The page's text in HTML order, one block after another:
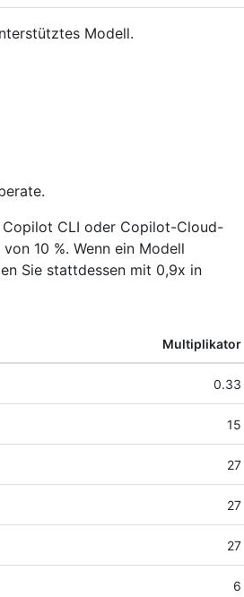
Modell.
Copilot CLI oder Copilot-Cloud-
10 %. Wenn ein Modell
Sie stattdessen mit 0,9x in
Multiplikator
0.33
15
27
27
27
6